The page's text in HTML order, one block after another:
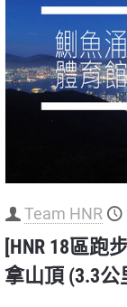
Team HNR
[HNR 18區跑
拿山頂 (3.3公